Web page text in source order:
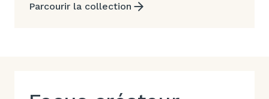
Parcourir la collection